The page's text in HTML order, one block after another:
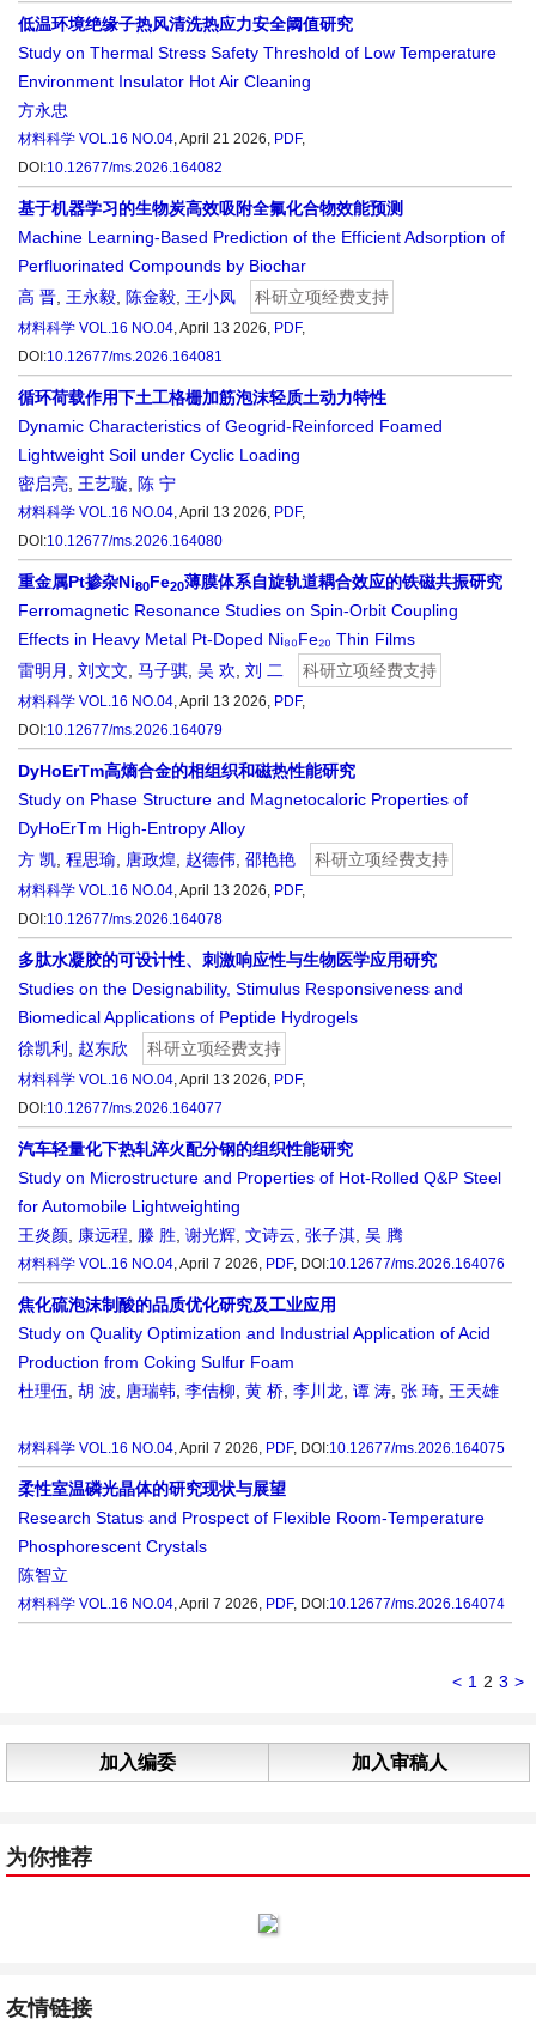
低温环境绝缘子热风清洗热应力安全阈值研究
Study on Thermal Stress Safety Threshold of Low Temperature
Environment Insulator Hot Air Cleaning
方永忠
材料科学 VOL.16 NO.04, April 21 2026, PDF,
DOI:10.12677/ms.2026.164082
基于机器学习的生物炭高效吸附全氟化合物效能预测
Machine Learning-Based Prediction of the Efficient Adsorption of
Perfluorinated Compounds by Biochar
高 晋 王永毅 陈金毅 王小凤 科研立项经费支持
材料科学 VOL.16 NO.04, April 13 2026, PDF,
DOI:10.12677/ms.2026.164081
循环荷载作用下土工格栅加筋泡沫轻质土动力特性
Dynamic Characteristics of Geogrid-Reinforced Foamed
Lightweight Soil under Cyclic Loading
密启亮 王艺璇 陈 宁
材料科学 VOL.16 NO.04, April 13 2026, PDF,
DOI:10.12677/ms.2026.164080
重金属Pt掺杂Ni80Fe20薄膜体系自旋轨道耦合效应的铁磁共振研究
Ferromagnetic Resonance Studies on Spin-Orbit Coupling
Effects in Heavy Metal Pt-Doped Ni₈₀Fe₂₀ Thin Films
雷明月
刘文文 马子骐 吴 欢 刘 二 科研立项经费支持
材料科学 VOL.16 NO.04, April 13 2026, PDF,
DOI:10.12677/ms.2026.164079
DyHoErTm高熵合金的相组织和磁热性能研究
Study on Phase Structure and Magnetocaloric Properties of
DyHoErTm High-Entropy Alloy
方 凯 程思瑜 唐政煌 赵德伟 邵艳艳 科研立项经费支持
材料科学 VOL.16 NO.04, April 13 2026, PDF,
DOI:10.12677/ms.2026.164078
多肽水凝胶的可设计性、刺激响应性与生物医学应用研究
Studies on the Designability, Stimulus Responsiveness and
Biomedical Applications of Peptide Hydrogels
徐凯利
赵东欣 科研立项经费支持
材料科学 VOL.16 NO.04, April 13 2026, PDF,
DOI:10.12677/ms.2026.164077
汽车轻量化下热轧淬火配分钢的组织性能研究
Study on Microstructure and Properties of Hot-Rolled Q&P Steel
for Automobile Lightweighting
王炎颜
康远程 滕 胜 谢光辉 文诗云 张子淇 吴 腾
材料科学 VOL.16 NO.04, April 7 2026, PDF, DOI:10.12677/ms.2026.164076
焦化硫泡沫制酸的品质优化研究及工业应用
Study on Quality Optimization and Industrial Application of Acid
Production from Coking Sulfur Foam
杜理伍 胡 波 唐瑞韩 李佶柳 黄 桥 李川龙 谭 涛 张 琦 王天雄
材料科学 VOL.16 NO.04, April 7 2026, PDF, DOI:10.12677/ms.2026.164075
柔性室温磷光晶体的研究现状与展望
Research Status and Prospect of Flexible Room-Temperature
Phosphorescent Crystals
陈智立
材料科学 VOL.16 NO.04, April 7 2026, PDF, DOI:10.12677/ms.2026.164074
< 1 2 3 >
加入编委 加入审稿人
为你推荐
友情链接